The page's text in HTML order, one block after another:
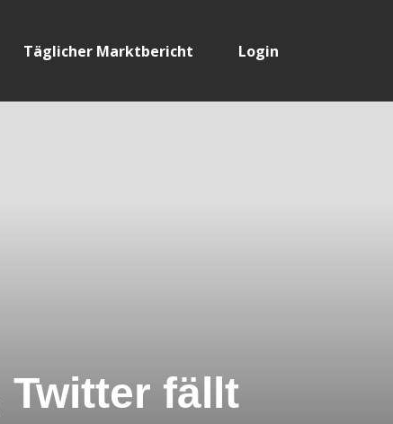
Täglicher Marktbericht Login
Twitter fällt